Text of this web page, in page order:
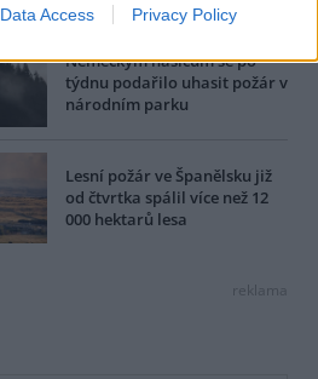
Data Access Privacy Policy
Německým hasičům se po
týdnu podařilo uhasit požár v
národním parku
Lesní požár ve Španělsku již
od čtvrtka spálil více než 12
000 hektarů lesa
reklama